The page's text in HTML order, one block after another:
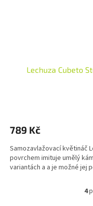
Lechuza Cubeto
789 Kč
Samozavlažovací květináč
povrchem imituje umělý
variantách a a je možné jej
4